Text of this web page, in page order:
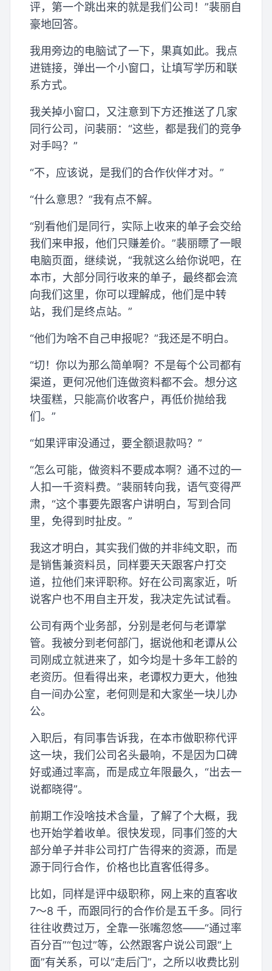
评，第一个跳出来的就是我们公司！”裴丽自
豪地回答。
我用旁边的电脑试了一下，果真如此。我点
进链接，弹出一个小窗口，让填写学历和联
系方式。
我关掉小窗口，又注意到下方还推送了几家
同行公司，问裴丽：“这些，都是我们的竞争
对手吗？”
“不，应该说，是我们的合作伙伴才对。”
“什么意思？”我有点不解。
“别看他们是同行，实际上收来的单子会交给
我们来申报，他们只赚差价。”裴丽瞟了一眼
电脑页面，继续说，“我就这么给你说吧，在
本市，大部分同行收来的单子，最终都会流
向我们这里，你可以理解成，他们是中转
站，我们是终点站。”
“他们为啥不自己申报呢？”我还是不明白。
“切！你以为那么简单啊？不是每个公司都有
渠道，更何况他们连做资料都不会。想分这
块蛋糕，只能高价收客户，再低价抛给我
们。”
“如果评审没通过，要全额退款吗？”
“怎么可能，做资料不要成本啊？通不过的一
人扣一千资料费。”裴丽转向我，语气变得严
肃，“这个事要先跟客户讲明白，写到合同
里，免得到时扯皮。”
我这才明白，其实我们做的并非纯文职，而
是销售兼资料员，同样要天天跟客户打交
道，拉他们来评职称。好在公司离家近，听
说客户也不用自主开发，我决定先试试看。
公司有两个业务部，分别是老何与老谭掌
管。我被分到老何部门，据说他和老谭从公
司刚成立就进来了，如今均是十多年工龄的
老资历。但看得出来，老谭权力更大，他独
自一间办公室，老何则是和大家坐一块儿办
公。
入职后，有同事告诉我，在本市做职称代评
这一块，我们公司名头最响，不是因为口碑
好或通过率高，而是成立年限最久，“出去一
说都晓得”。
前期工作没啥技术含量，了解了个大概，我
也开始学着收单。很快发现，同事们签的大
部分单子并非公司打广告得来的资源，而是
源于同行合作，价格也比直客低得多。
比如，同样是评中级职称，网上来的直客收
7～8 千，而跟同行的合作价是五千多。同行
往往收费过万，全靠一张嘴忽悠——“通过率
百分百”“包过”等，公然跟客户说公司跟“上
面”有关系，可以“走后门”，之所以收费比别